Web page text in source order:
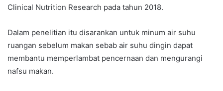
Clinical Nutrition Research pada tahun 2018.
Dalam penelitian itu disarankan untuk minum air suhu
ruangan sebelum makan sebab air suhu dingin dapat
membantu memperlambat pencernaan dan mengurangi
nafsu makan.